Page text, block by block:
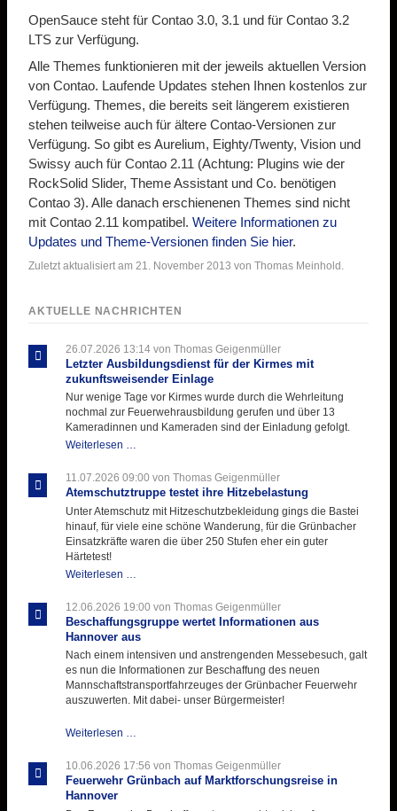
OpenSauce steht für Contao 3.0, 3.1 und für Contao 3.2
LTS zur Verfügung.
Alle Themes funktionieren mit der jeweils aktuellen Version
von Contao. Laufende Updates stehen Ihnen kostenlos zur
Verfügung. Themes, die bereits seit längerem existieren
stehen teilweise auch für ältere Contao-Versionen zur
Verfügung. So gibt es Aurelium, Eighty/Twenty, Vision und
Swissy auch für Contao 2.11 (Achtung: Plugins wie der
RockSolid Slider, Theme Assistant und Co. benötigen
Contao 3). Alle danach erschienenen Themes sind nicht
mit Contao 2.11 kompatibel. Weitere Informationen zu
Updates und Theme-Versionen finden Sie hier.
Zuletzt aktualisiert am 21. November 2013 von Thomas Meinhold.
AKTUELLE NACHRICHTEN
26.07.2026 13:14von Thomas Geigenmüller
Letzter Ausbildungsdienst für der Kirmes mit
zukunftsweisender Einlage
Nur wenige Tage vor Kirmes wurde durch die Wehrleitung
nochmal zur Feuerwehrausbildung gerufen und über 13
Kameradinnen und Kameraden sind der Einladung gefolgt.
Weiterlesen …
für
der
11.07.2026 09:00 von Thomas Geigenmüller
Atemschutztruppe testet ihre Hitzebelastung
Unter Atemschutz mit Hitzeschutzbekleidung gings die Bastei
hinauf, für viele eine schöne Wanderung, für die Grünbacher
Einsatzkräfte waren die über 250 Stufen eher ein guter
Härtetest!
Weiterlesen …
ihre
Hitzebelastung
12.06.2026 19:00 von Thomas Geigenmüller
Beschaffungsgruppe wertet Informationen aus
Hannover aus
Nach einem intensiven und anstrengenden Messebesuch, galt
es nun die Informationen zur Beschaffung des neuen
Mannschaftstransportfahrzeuges der Grünbacher Feuerwehr
auszuwerten. Mit dabei- unser Bürgermeister!
Weiterlesen …
Informationen
aus
10.06.2026 17:56 von Thomas Geigenmüller
Feuerwehr Grünbach auf Marktforschungsreise in
Hannover